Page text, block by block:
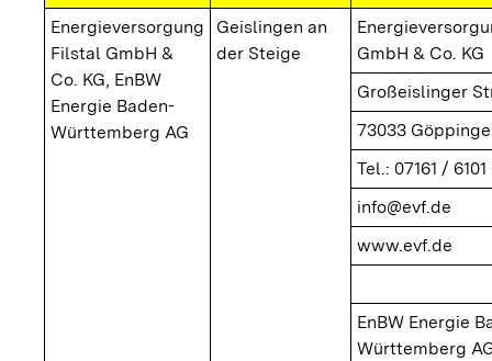
Energieversorgung
Filstal GmbH &
Co. KG, EnBW
Energie Baden-
Württemberg AG
Geislingen an
der Steige
GmbH & Co. KG
Großeislinger
73033
Tel.: 07161 / 6101
info@evf.de
www.evf.de
EnBW Energie
Württemberg